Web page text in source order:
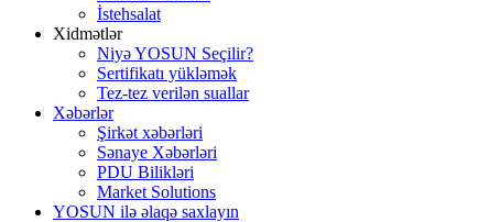
İstehsalat
Xidmətlər
Niyə YOSUN Seçilir?
Sertifikatı yükləmək
Tez-tez verilən suallar
Xəbərlər
Şirkət xəbərləri
Sənaye Xəbərləri
PDU Bilikləri
Market Solutions
YOSUN ilə əlaqə saxlayın